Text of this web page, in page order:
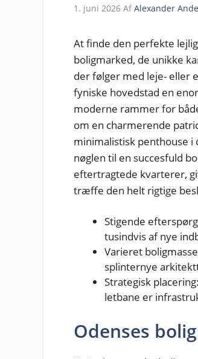
1. juni 2026 Af Alexander
At finde den perfekte
boligmarked, de unikke
der følger med leje- eller
fyniske hovedstad en
moderne rammer for
om en charmerende
minimalistisk penthouse i
nøglen til en succesfuld
eftertragtede kvarterer,
træffe den helt rigtige
Stigende
tusindvis af nye
Varieret
splinternye
Strategisk
letbane er
Odenses